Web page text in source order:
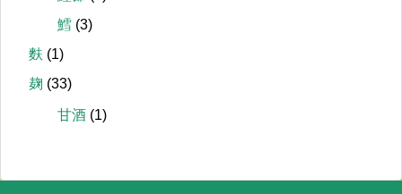
鱈 (3)
麩 (1)
麹 (33)
甘酒 (1)